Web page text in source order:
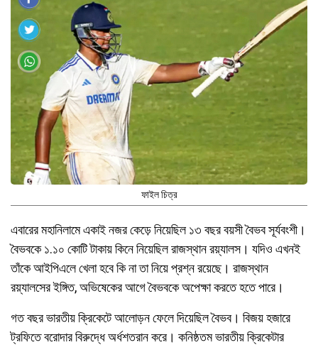
ফাইল চিত্র
এবারের মহানিলামে একাই নজর কেড়ে নিয়েছিল ১৩ বছর বয়সী বৈভব সূর্যবংশী।
বৈভবকে ১.১০ কোটি টাকায় কিনে নিয়েছিল রাজস্থান রয়্যালস। যদিও এখনই
তাঁকে আইপিএলে খেলা হবে কি না তা নিয়ে প্রশ্ন রয়েছে। রাজস্থান
রয়্যালসের ইঙ্গিত, অভিষেকের আগে বৈভবকে অপেক্ষা করতে হতে পারে।
গত বছর ভারতীয় ক্রিকেটে আলোড়ন ফেলে দিয়েছিল বৈভব। বিজয় হজারে
ট্রফিতে বরোদার বিরুদ্ধে অর্ধশতরান করে। কনিষ্ঠতম ভারতীয় ক্রিকেটার